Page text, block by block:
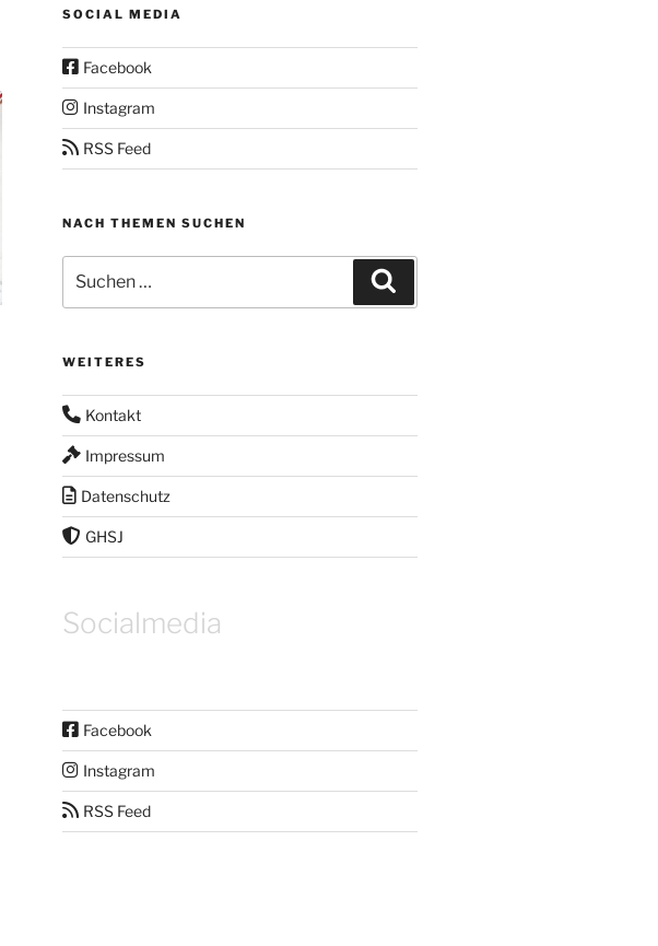
SOCIAL MEDIA
Facebook
Instagram
RSS Feed
NACH THEMEN SUCHEN
nach:
WEITERES
Kontakt
Impressum
Datenschutz
GHSJ
Socialmedia
Facebook
Instagram
RSS Feed